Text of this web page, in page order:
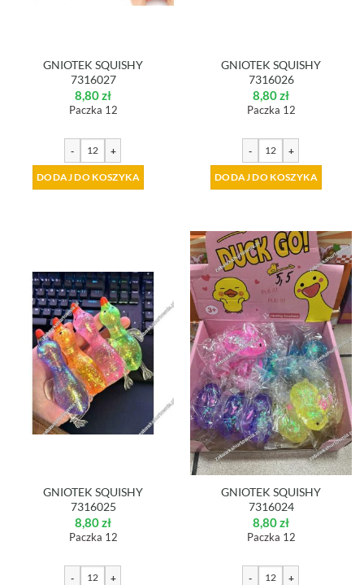
GNIOTEK SQUISHY
7316027
8,80zł
Paczka 12
- +
DODAJ DO KOSZYKA
GNIOTEK SQUISHY
7316026
8,80zł
Paczka 12
- +
DODAJ DO KOSZYKA
GNIOTEK SQUISHY
7316025
8,80zł
Paczka 12
- +
GNIOTEK SQUISHY
7316024
8,80zł
Paczka 12
- +